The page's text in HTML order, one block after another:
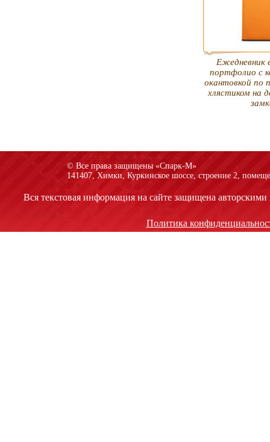
Ежедневник
портфолио с
окантовкой по
хлястиком на
© Все права защищены «Спарк-M»
141407, Химки, Куркинское шоссе, строение 2,
Вся текстовая информация на сайте защищена
Политика